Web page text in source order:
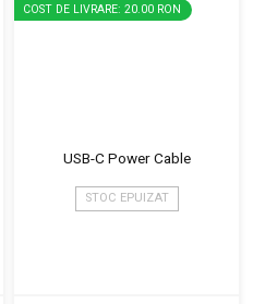
COST DE LIVRARE: 20.00 RON
USB-C Power Cable
STOC EPUIZAT